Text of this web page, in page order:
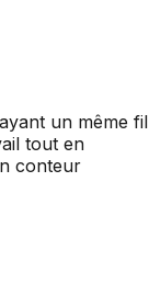
un même fil
tout en
conteur